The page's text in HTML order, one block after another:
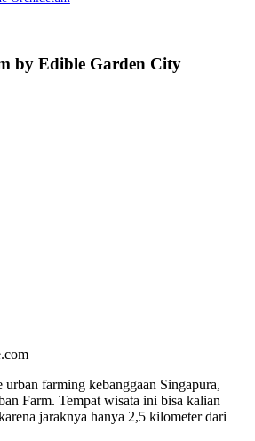
by Edible Garden City
farming kebanggaan Singapura,
Farm. Tempat wisata ini bisa kalian
jaraknya hanya 2,5 kilometer dari